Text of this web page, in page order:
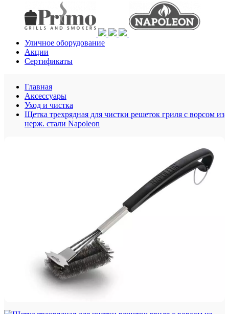
Уличное оборудование
Акции
Сертификаты
Главная
Аксессуары
Уход и чистка
Щетка трехрядная для чистки решеток гриля с ворсом из
нерж. стали Napoleon